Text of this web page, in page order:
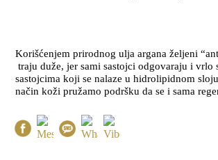
Korišćenjem prirodnog ulja argana željeni
traju duže, jer sami sastojci odgovaraju i
sastojcima koji se nalaze u hidrolipidnom
način koži pružamo podršku da se i sama